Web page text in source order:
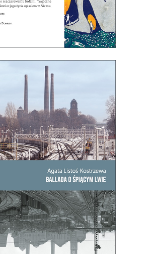
BALLADA O ŚPIĄCYM
LWIE
zdecydowało o powstaniu
jego bogactwie i tradycji,
stać się jego zagładą.
44.00zł 22.00zł
E-BOOK DO KOSZYKA